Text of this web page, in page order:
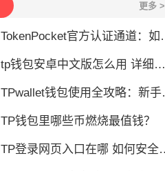
更多 >
TokenPocket官方认证通道：如何找到真正的官方渠道
tp钱包安卓中文版怎么用 详细安装教程
TPwallet钱包使用全攻略：新手也能快速上手掌握
TP钱包里哪些币燃烧最值钱？
TP登录网页入口在哪 如何安全快速登陆平台